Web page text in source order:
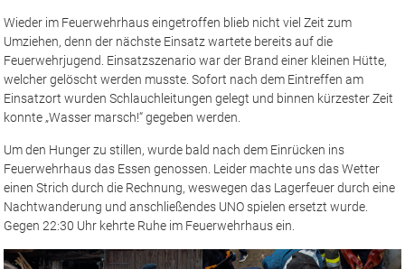
Wieder im Feuerwehrhaus eingetroffen blieb nicht viel Zeit zum
Umziehen, denn der nächste Einsatz wartete bereits auf die
Feuerwehrjugend. Einsatzszenario war der Brand einer kleinen Hütte,
welcher gelöscht werden musste. Sofort nach dem Eintreffen am
Einsatzort wurden Schlauchleitungen gelegt und binnen kürzester Zeit
konnte „Wasser marsch!“ gegeben werden.
Um den Hunger zu stillen, wurde bald nach dem Einrücken ins
Feuerwehrhaus das Essen genossen. Leider machte uns das Wetter
einen Strich durch die Rechnung, weswegen das Lagerfeuer durch eine
Nachtwanderung und anschließendes UNO spielen ersetzt wurde.
Gegen 22:30 Uhr kehrte Ruhe im Feuerwehrhaus ein.